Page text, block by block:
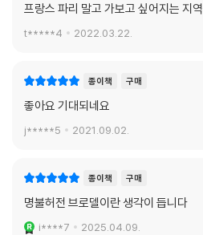
프랑스의 단일화는 역사적으로 사회, 경
랑스의 통합에 기여했다.
--- p.409~410, 「제3장 무엇이 오늘의
조건?」중에서
대를 초월해 존재하는 수백수천 개의 프
은 20, 30, 40km의 거리마다 자연 풍경,
으며, 공간을 가로지르는 깊고 고요한 움
이다. 다니엘 로슈의 저작 『파리 사람들』
을 보여 주는 일종의 증명으로 다음과 같
─ 단일한 프랑스로의 여정
프랑스 파리 말고 가보고 싶어지는 지
t*****4 2022.03.22.
종이책 구매
좋아요 기대되네요
j*****5 2021.09.02.
종이책 구매
명불허전 브로델이란 생각이 듭니다
i****7 2025.04.09.